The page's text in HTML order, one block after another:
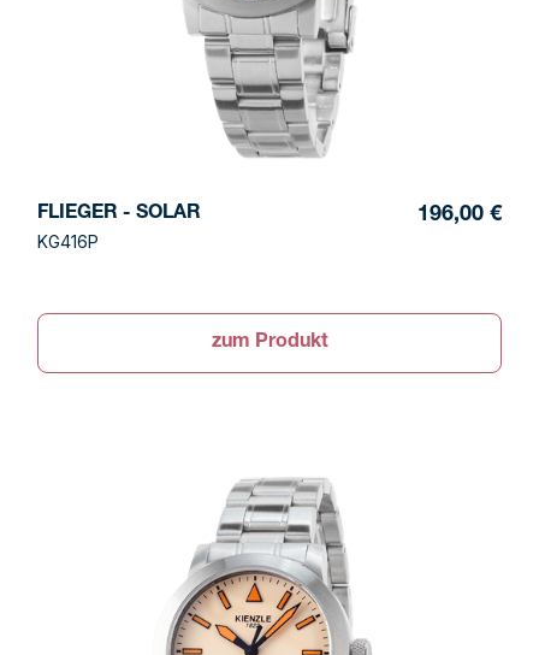
FLIEGER - SOLAR
KG416P
196,00 €
zum Produkt